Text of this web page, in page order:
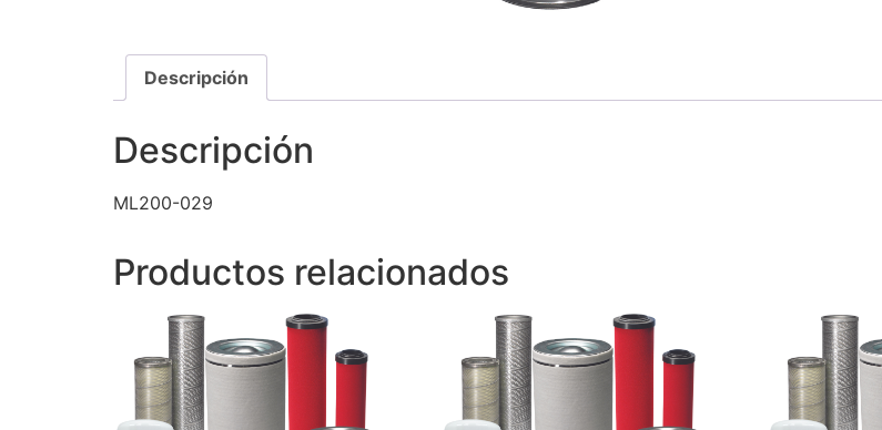
Descripción
Descripción
ML200-029
Productos relacionados